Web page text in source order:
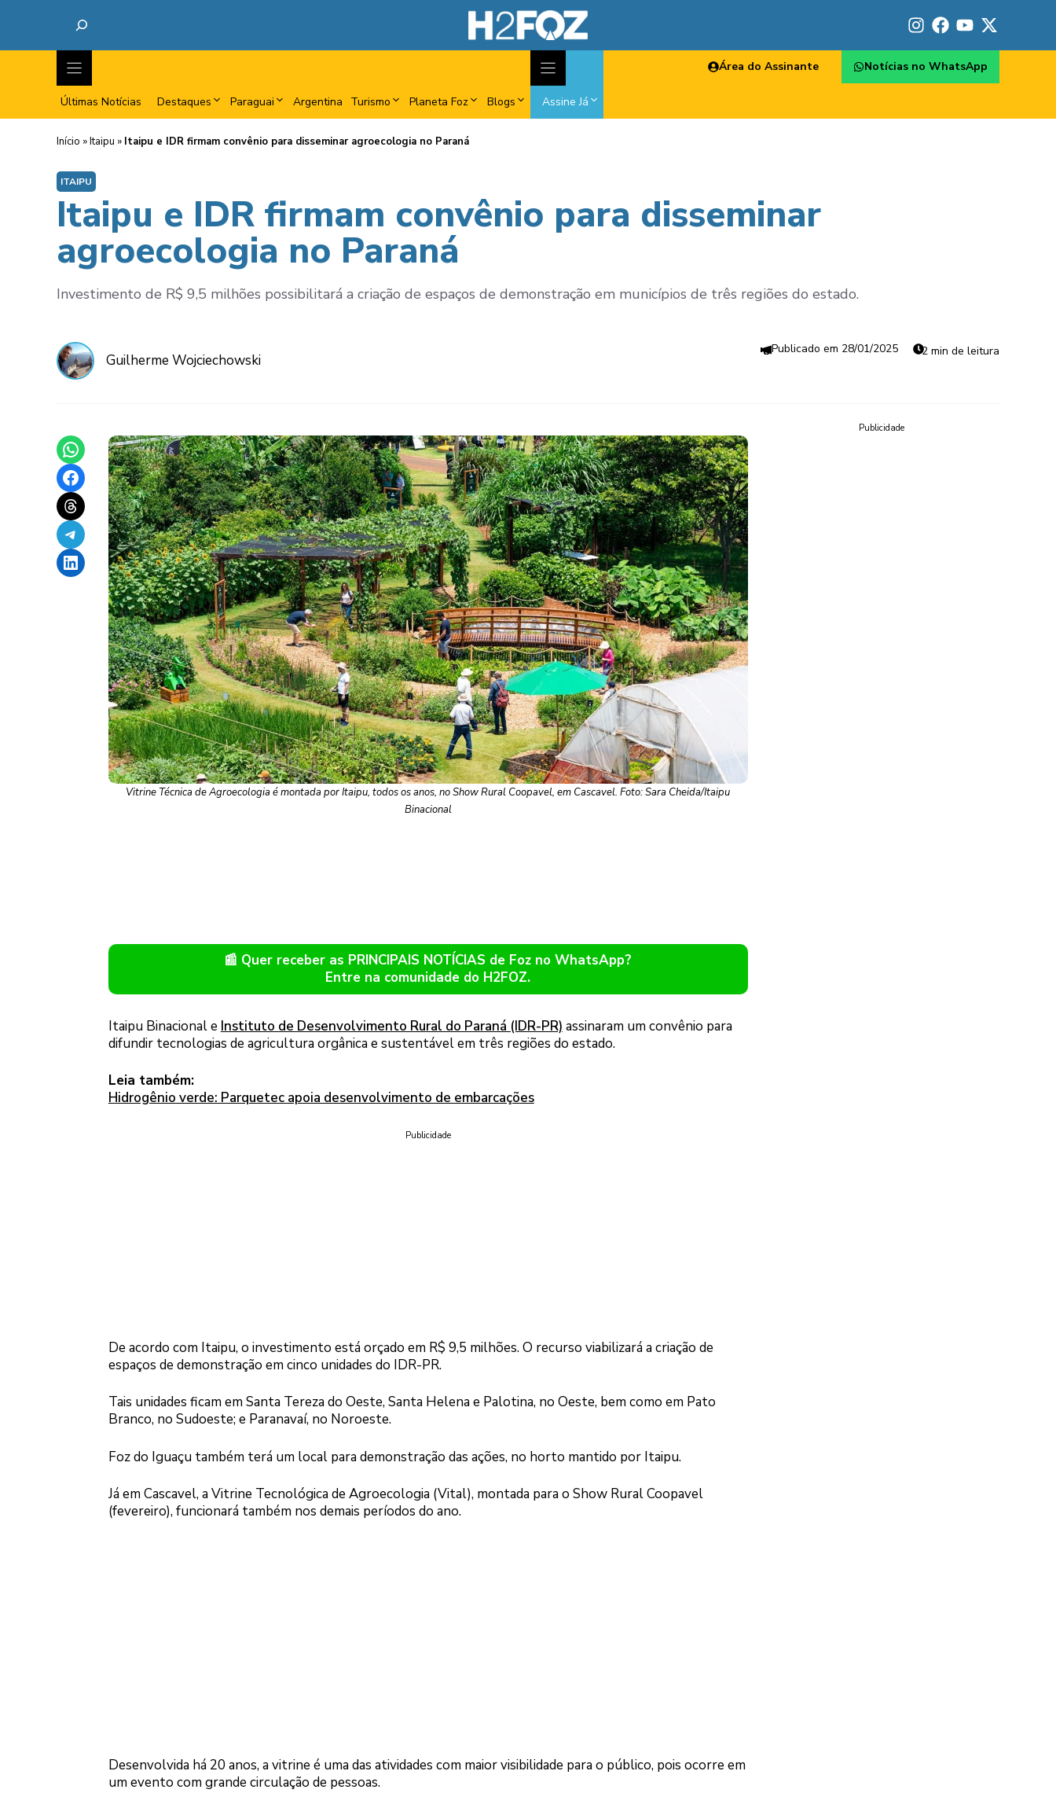
Últimas Notícias Destaques Paraguai Argentina Turismo Planeta Foz Blogs Assine Já
Área do Assinante Notícias no WhatsApp
Início »Itaipu » Itaipu e IDR firmam convênio para disseminar agroecologia no Paraná
ITAIPU
Itaipu e IDR firmam convênio para disseminar
agroecologia no Paraná
Investimento de R$ 9,5 milhões possibilitará a criação de espaços de demonstração em municípios de três regiões do estado.
Guilherme Wojciechowski
28/01/2025 2 min de leitura
Share on WhatsApp
Share on Facebook
Share on Threads
Share on Telegram
Share on LinkedIn
Vitrine Técnica de Agroecologia é montada por Itaipu, todos os anos, no Show Rural Coopavel, em Cascavel. Foto: Sara Cheida/Itaipu
Binacional
📰 Quer receber as PRINCIPAIS NOTÍCIAS de Foz no WhatsApp?
Entre na comunidade do H2FOZ.
Itaipu Binacional e Instituto de Desenvolvimento Rural do Paraná (IDR-PR) assinaram um convênio para
difundir tecnologias de agricultura orgânica e sustentável em três regiões do estado.
Leia também:
Hidrogênio verde: Parquetec apoia desenvolvimento de embarcações
Publicidade
De acordo com Itaipu, o investimento está orçado em R$ 9,5 milhões. O recurso viabilizará a criação de
espaços de demonstração em cinco unidades do IDR-PR.
Tais unidades ficam em Santa Tereza do Oeste, Santa Helena e Palotina, no Oeste, bem como em Pato
Branco, no Sudoeste; e Paranavaí, no Noroeste.
Foz do Iguaçu também terá um local para demonstração das ações, no horto mantido por Itaipu.
Já em Cascavel, a Vitrine Tecnológica de Agroecologia (Vital), montada para o Show Rural Coopavel
(fevereiro), funcionará também nos demais períodos do ano.
Desenvolvida há 20 anos, a vitrine é uma das atividades com maior visibilidade para o público, pois ocorre em
um evento com grande circulação de pessoas.
Publicidade